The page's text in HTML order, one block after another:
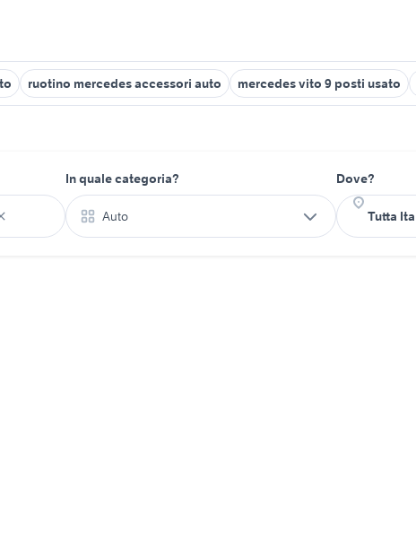
ruotino mercedes accessori auto mercedes vito 9 posti usato
In quale categoria?
Auto
Dove?